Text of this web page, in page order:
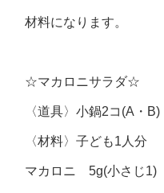
材料になります。
☆マカロニサラダ☆
〈道具〉小鍋2コ(A
〈材料〉子ども1人分
マカロニ 5g(小さじ1)